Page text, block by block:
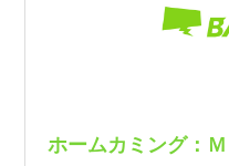
ホームカミング：